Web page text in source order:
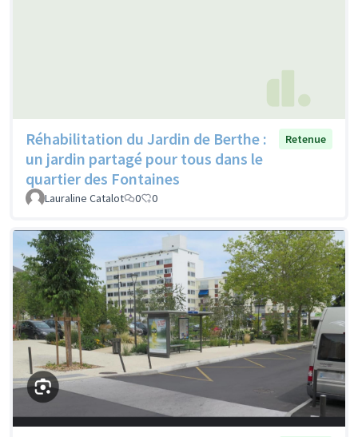
Réhabilitation du Jardin de Berthe :
un jardin partagé pour tous dans le
quartier des Fontaines
Retenue
Lauraline Catalot 0 0